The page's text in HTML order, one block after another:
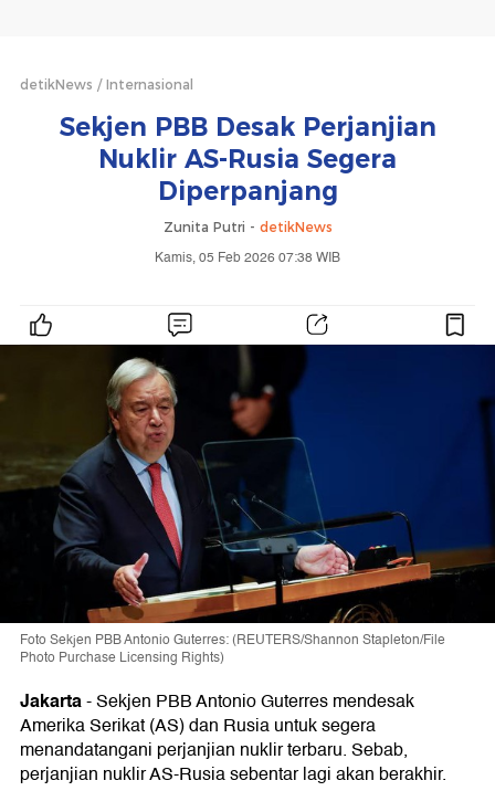
detikNews Internasional
Sekjen PBB Desak Perjanjian
Nuklir AS-Rusia Segera
Diperpanjang
Zunita Putri - detikNews
Kamis, 05 Feb 2026 07:38 WIB
Foto Sekjen PBB Antonio Guterres: (REUTERS/Shannon Stapleton/File
Photo Purchase Licensing Rights)
Jakarta-Sekjen PBB Antonio Guterres mendesak
Amerika Serikat (AS) dan Rusia untuk segera
menandatangani perjanjian nuklir terbaru. Sebab,
perjanjian nuklir AS-Rusia sebentar lagi akan berakhir.